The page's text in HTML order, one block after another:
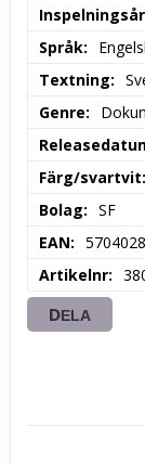
Inspelningsår
Språk
Textning
Genre
Färg/svartvit
Bolag
SF
EAN
Artikelnr
DELA